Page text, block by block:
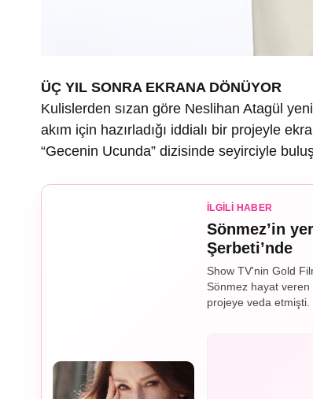
ÜÇ YIL SONRA EKRANA DÖNÜYOR
Kulislerden sızan göre Neslihan Atagül
akım için hazırladığı iddialı bir projeyle
“Gecenin Ucunda” dizisinde seyirciyle
İLGILI HABER
Sönmez’in
Şerbeti’nde
Show TV'nin Gold
Sönmez hayat
projeye veda